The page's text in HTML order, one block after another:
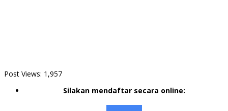
Post Views: 1,957
Silakan mendaftar secara online: